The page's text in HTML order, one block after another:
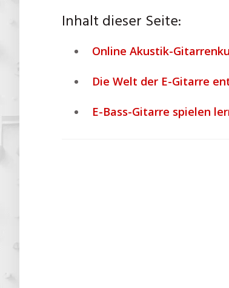
Inhalt dieser Seite:
Online Akustik-
Die Welt der E-Gitarre
E-Bass-Gitarre spielen